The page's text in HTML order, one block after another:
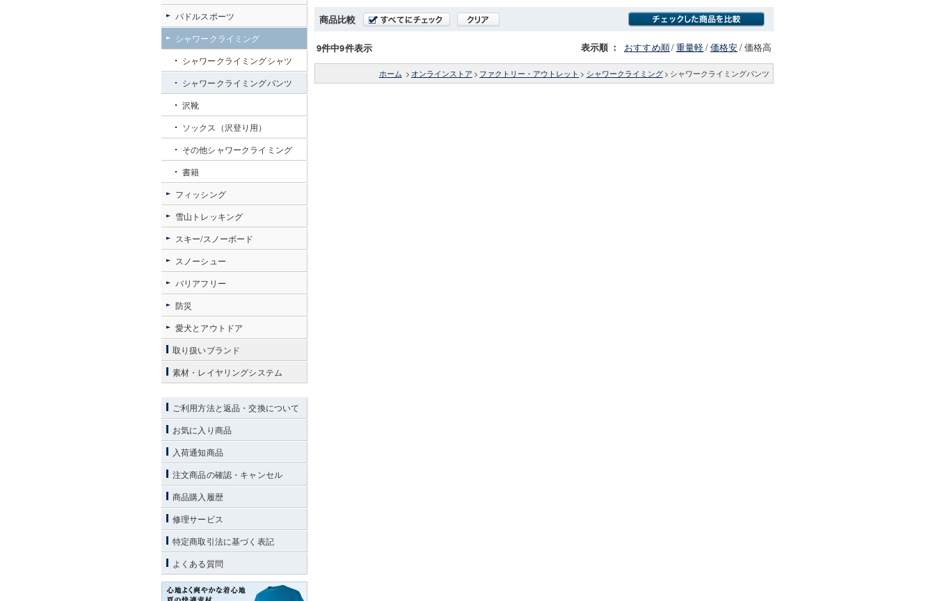
商品比較
9件中9件表示 表示順 ： おすすめ順/重量軽/価格安/価格高
ホーム > オンラインストア > ファクトリー・アウトレット > シャワークライミング > シャワークライミングパンツ
パドルスポーツ
シャワークライミング
シャワークライミングシャツ
シャワークライミングパンツ
沢靴
ソックス（沢登り用）
その他シャワークライミング
書籍
フィッシング
雪山トレッキング
スキー/スノーボード
スノーシュー
バリアフリー
防災
愛犬とアウトドア
取り扱いブランド
素材・レイヤリングシステム
ご利用方法と返品・交換について
お気に入り商品
入荷通知商品
注文商品の確認・キャンセル
商品購入履歴
修理サービス
特定商取引法に基づく表記
よくある質問